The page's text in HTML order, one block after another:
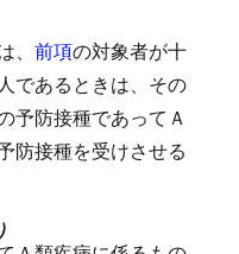
前項の対象者が十
であるときは、その
予防接種であってＡ
防接種を受けさせる